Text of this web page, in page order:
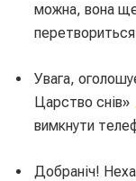
можна, вона
перетвориться
Увага,
Царство снів»
вимкнути
Добраніч!